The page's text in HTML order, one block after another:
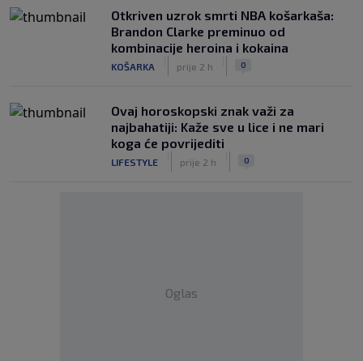
Otkriven uzrok smrti NBA košarkaša:
Brandon Clarke preminuo od
kombinacije heroina i kokaina
KOŠARKA prije 2 h 0
Ovaj horoskopski znak važi za
najbahatiji: Kaže sve u lice i ne mari
koga će povrijediti
LIFESTYLE prije 2 h 0
Oglas